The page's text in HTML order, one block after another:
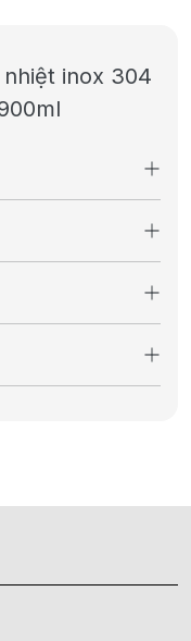
inox 304